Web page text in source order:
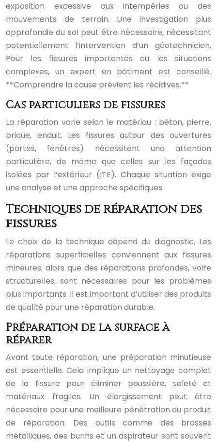
exposition excessive aux intempéries ou des
mouvements de terrain. Une investigation plus
approfondie du sol peut être nécessaire, nécessitant
potentiellement l’intervention d’un géotechnicien.
Pour les fissures importantes ou les situations
complexes, un expert en bâtiment est conseillé.
**Comprendre la cause prévient les récidives.**
Cas particuliers de fissures
La réparation varie selon le matériau : béton, pierre,
brique, enduit. Les fissures autour des ouvertures
(portes, fenêtres) nécessitent une attention
particulière, de même que celles sur les façades
isolées par l’extérieur (ITE). Chaque situation exige
une analyse et une approche spécifiques.
Techniques de réparation des
fissures
Le choix de la technique dépend du diagnostic. Les
réparations superficielles conviennent aux fissures
mineures, alors que des réparations profondes, voire
structurelles, sont nécessaires pour les problèmes
plus importants. Il est important d’utiliser des produits
de qualité pour une réparation durable.
Préparation de la surface à
réparer
Avant toute réparation, une préparation minutieuse
est essentielle. Cela implique un nettoyage complet
de la fissure pour éliminer poussière, saleté et
matériaux fragiles. Un élargissement peut être
nécessaire pour une meilleure pénétration du produit
de réparation. Des outils comme des brosses
métalliques, des burins et un aspirateur sont souvent